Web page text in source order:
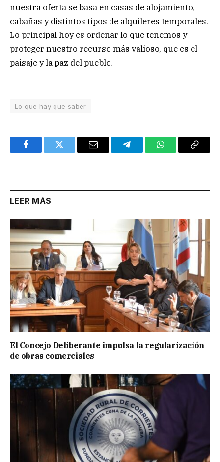
nuestra oferta se basa en casas de alojamiento,
cabañas y distintos tipos de alquileres temporales.
Lo principal hoy es ordenar lo que tenemos y
proteger nuestro recurso más valioso, que es el
paisaje y la paz del pueblo.
Lo que hay que saber
FacebookTwitter Email TelegramWhatsAppCopy
LEER MÁS
El Concejo Deliberante impulsa la regularización
de obras comerciales